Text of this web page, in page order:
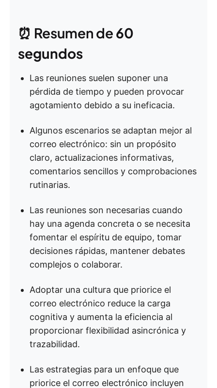
⏰ Resumen de 60
segundos
Las reuniones suelen suponer una
pérdida de tiempo y pueden provocar
agotamiento debido a su ineficacia.
Algunos escenarios se adaptan mejor al
correo electrónico: sin un propósito
claro, actualizaciones informativas,
comentarios sencillos y comprobaciones
rutinarias.
Las reuniones son necesarias cuando
hay una agenda concreta o se necesita
fomentar el espíritu de equipo, tomar
decisiones rápidas, mantener debates
complejos o colaborar.
Adoptar una cultura que priorice el
correo electrónico reduce la carga
cognitiva y aumenta la eficiencia al
proporcionar flexibilidad asincrónica y
trazabilidad.
Las estrategias para un enfoque que
priorice el correo electrónico incluyen